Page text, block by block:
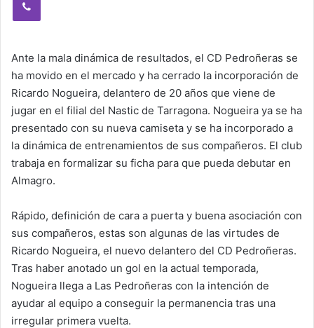
Ante la mala dinámica de resultados, el CD Pedroñeras se
ha movido en el mercado y ha cerrado la incorporación de
Ricardo Nogueira, delantero de 20 años que viene de
jugar en el filial del Nastic de Tarragona. Nogueira ya se ha
presentado con su nueva camiseta y se ha incorporado a
la dinámica de entrenamientos de sus compañeros. El club
trabaja en formalizar su ficha para que pueda debutar en
Almagro.
Rápido, definición de cara a puerta y buena asociación con
sus compañeros, estas son algunas de las virtudes de
Ricardo Nogueira, el nuevo delantero del CD Pedroñeras.
Tras haber anotado un gol en la actual temporada,
Nogueira llega a Las Pedroñeras con la intención de
ayudar al equipo a conseguir la permanencia tras una
irregular primera vuelta.